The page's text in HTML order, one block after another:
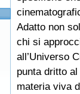
Adatto non
chi si
all’Universo
punta dritto
materia viva